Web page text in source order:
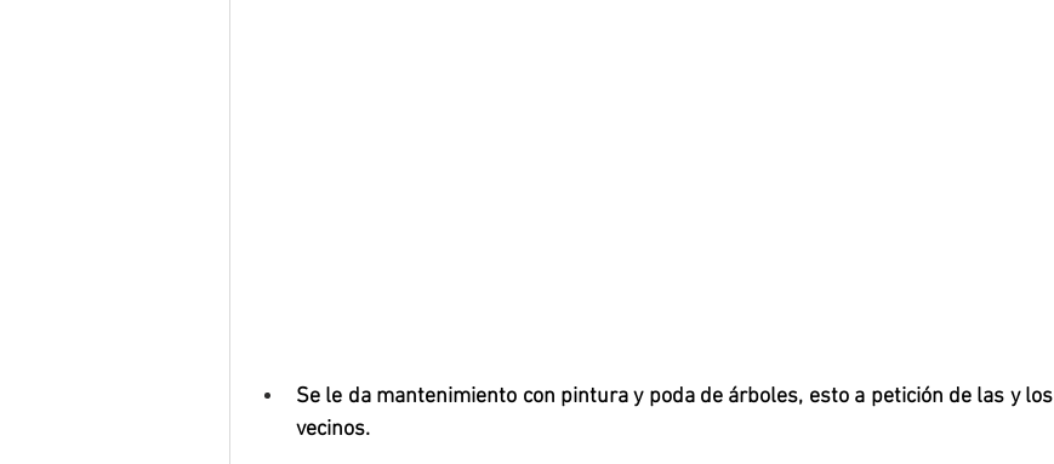
Se le da mantenimiento con pintura y poda de árboles, esto a petición de las y los
vecinos.